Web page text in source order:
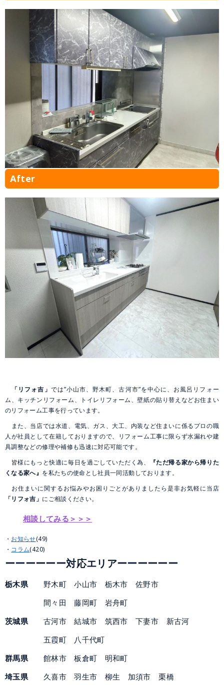
After
「リフォ吉 」 では”小山市、野木町、古河市”を中心に、お風呂リフォー
ム、キッチンリフォーム、トイレリフォーム、壁紙の貼り替えなどお住まい
のリフォーム工事を行っています。
また、当店では水道、電気、ガス、大工、内装など住まいに係るプロの職
人が社員として在籍しておりますので、リフォーム工事に限らず水漏れや建
具調整などの修理や補修も迅速に対応可能です。
皆様にもっと快適に毎日を過ごしていただく為、
『ただ帰る家から帰りた
くなる家へ』 を私たちの使命とし社員一同活動しております。
お住まいに関するお悩みやお困りごとがありましたら是非お気軽に当店
「リフォ吉」 にご相談ください。
相談してみる＞＞＞
お知らせ(49)
コラム(420)
ーーーーーー対応エリアーーーーーー
栃木県 野木町 小山市 栃木市 佐野市
間々田 藤岡町 岩舟町
茨城県 古河市 結城市 筑西市 下妻市 新古河
五霞町 八千代町
群馬県 館林市 板倉町 明和町
埼玉県 久喜市 羽生市 柳生 加須市 栗橋